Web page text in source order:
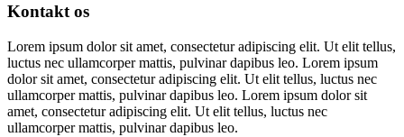
Kontakt os
Lorem ipsum dolor sit amet, consectetur adipiscing elit. Ut elit tellus,
luctus nec ullamcorper mattis, pulvinar dapibus leo. Lorem ipsum
dolor sit amet, consectetur adipiscing elit. Ut elit tellus, luctus nec
ullamcorper mattis, pulvinar dapibus leo. Lorem ipsum dolor sit
amet, consectetur adipiscing elit. Ut elit tellus, luctus nec
ullamcorper mattis, pulvinar dapibus leo.